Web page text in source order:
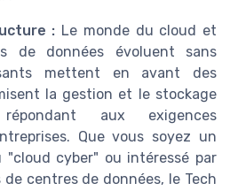
: Le monde du cloud et
de données évoluent sans
mettent en avant des
la gestion et le stockage
aux exigences
Que vous soyez un
cyber" ou intéressé par
centres de données, le Tech